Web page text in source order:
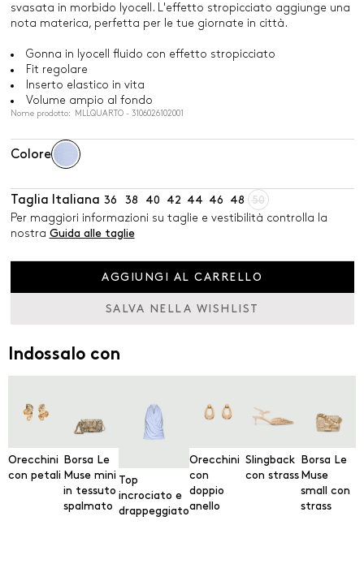
svasata in morbido lyocell. L'effetto stropicciato aggiunge una
nota materica, perfetta per le tue giornate in città.
Gonna in lyocell fluido con effetto stropicciato
Fit regolare
Inserto elastico in vita
Volume ampio al fondo
Nome prodotto: MLLQUARTO - 3106026102001
Colore
Taglia Italiana 36 38 40 42 44 46 48
50
Per maggiori informazioni su taglie e vestibilità controlla la
nostra Guida alle taglie
AGGIUNGI AL CARRELLO
SALVA NELLA WISHLIST
Indossalo con
Orecchini
con petali
Borsa Le
Muse mini
in tessuto
spalmato
Top
incrociato e
drappeggiato
Orecchini
con
doppio
anello
Slingback
con strass
Borsa Le
Muse
small con
strass